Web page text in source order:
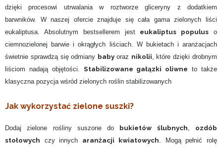
dzięki procesowi utrwalania w roztworze gliceryny z dodatkiem
barwników. W naszej ofercie znajduje się cała gama zielonych liści
eukaliptusa. Absolutnym bestsellerem jest eukaliptus populus o
ciemnozielonej barwie i okrągłych liściach. W bukietach i aranżacjach
świetnie sprawdzą się odmiany baby oraz nikolii, które dzięki drobnym
liściom nadają objętości. Stabilizowane gałązki oliwne to także
klasyczna pozycja wśród zielonych roślin stabilizowanych
Jak wykorzystać zielone suszki?
Dodaj zielone rośliny suszone do bukietów ślubnych
ozdób
stołowych czy innych aranżacji kwiatowych . Mogą pełnić rolę